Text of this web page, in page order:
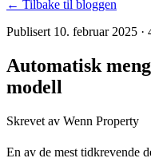
← Tilbake til bloggen
Publisert 10. februar 2025 ·
Automatisk
modell
Skrevet av Wenn Property
En av de mest tidkrevende